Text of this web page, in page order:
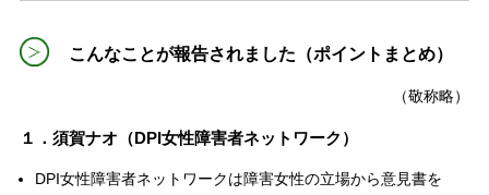
こんなことが報告されました（ポイントまとめ）
（敬称略）
１．須賀ナオ（DPI女性障害者ネットワーク）
DPI女性障害者ネットワークは障害女性の立場から意見書を